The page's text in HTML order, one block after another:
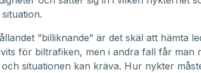
”billiknande” är det skäl att hämta
för biltrafiken, men i andra fall får man
och situationen kan kräva. Hur nykter